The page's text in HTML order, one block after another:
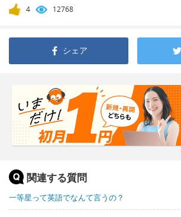
4 12768
シェア
関連する質問
一等星って英語でなんて言うの？